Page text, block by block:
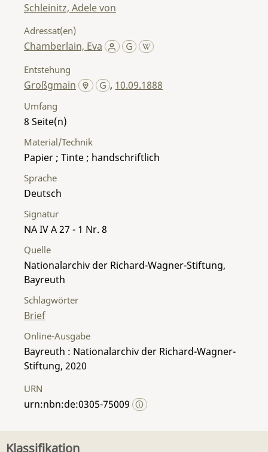
Schleinitz, Adele von
Adressat(en)
Chamberlain, Eva
Entstehung
Großgmain , 10.09.1888
Umfang
8
Material/Technik
Papier ; Tinte ; handschriftlich
Sprache
Deutsch
Signatur
NA IV A 27 - 1 Nr. 8
Quelle
Nationalarchiv der Richard-Wagner-Stiftung,
Bayreuth
Schlagwörter
Brief
Online-Ausgabe
Bayreuth : Nationalarchiv der Richard-Wagner-
Stiftung, 2020
URN
urn:nbn:de:0305-75009
Klassifikation